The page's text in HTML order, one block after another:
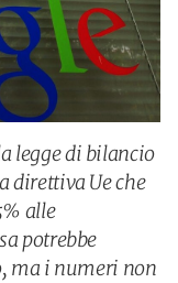
legge di bilancio
direttiva Ue che
alle
potrebbe
ma i numeri non